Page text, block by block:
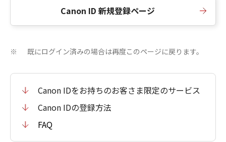
Canon ID 新規登録ページ
※ 既にログイン済みの場合は再度このページに戻ります。
Canon IDをお持ちのお客さま限定のサービス
Canon IDの登録方法
FAQ